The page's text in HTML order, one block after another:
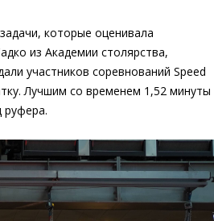
которые оценивала
из Академии столярства,
участников соревнований Speed
Лучшим со временем 1,52 минуты
руфера.